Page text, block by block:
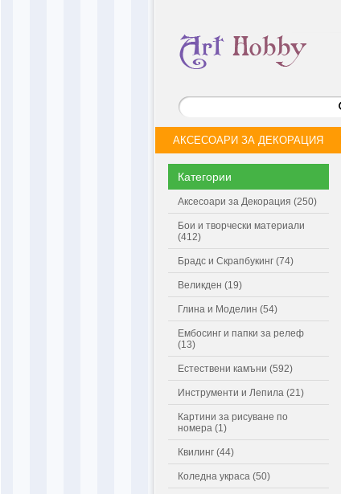
АКСЕСОАРИ ЗА ДЕКОРАЦИЯ
Категории
Аксесоари за Декорация (250)
Бои и творчески материали
(412)
Брадс и Скрапбукинг (74)
Великден (19)
Глина и Моделин (54)
Ембосинг и папки за релеф
(13)
Естествени камъни (592)
Инструменти и Лепила (21)
Картини за рисуване по
номера (1)
Квилинг (44)
Коледна украса (50)